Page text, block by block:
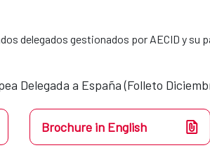
delegados gestionados por AECID y su
Delegada a España (Folleto
Brochure in English